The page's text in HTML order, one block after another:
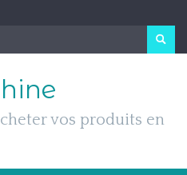
vos produits en